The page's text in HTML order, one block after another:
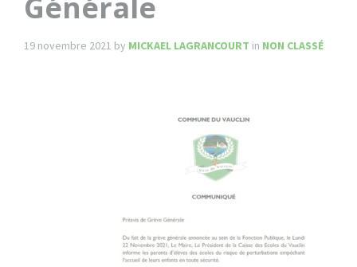
19 novembre 2021 by MICKAEL LAGRANCOURT in NON CLASSÉ